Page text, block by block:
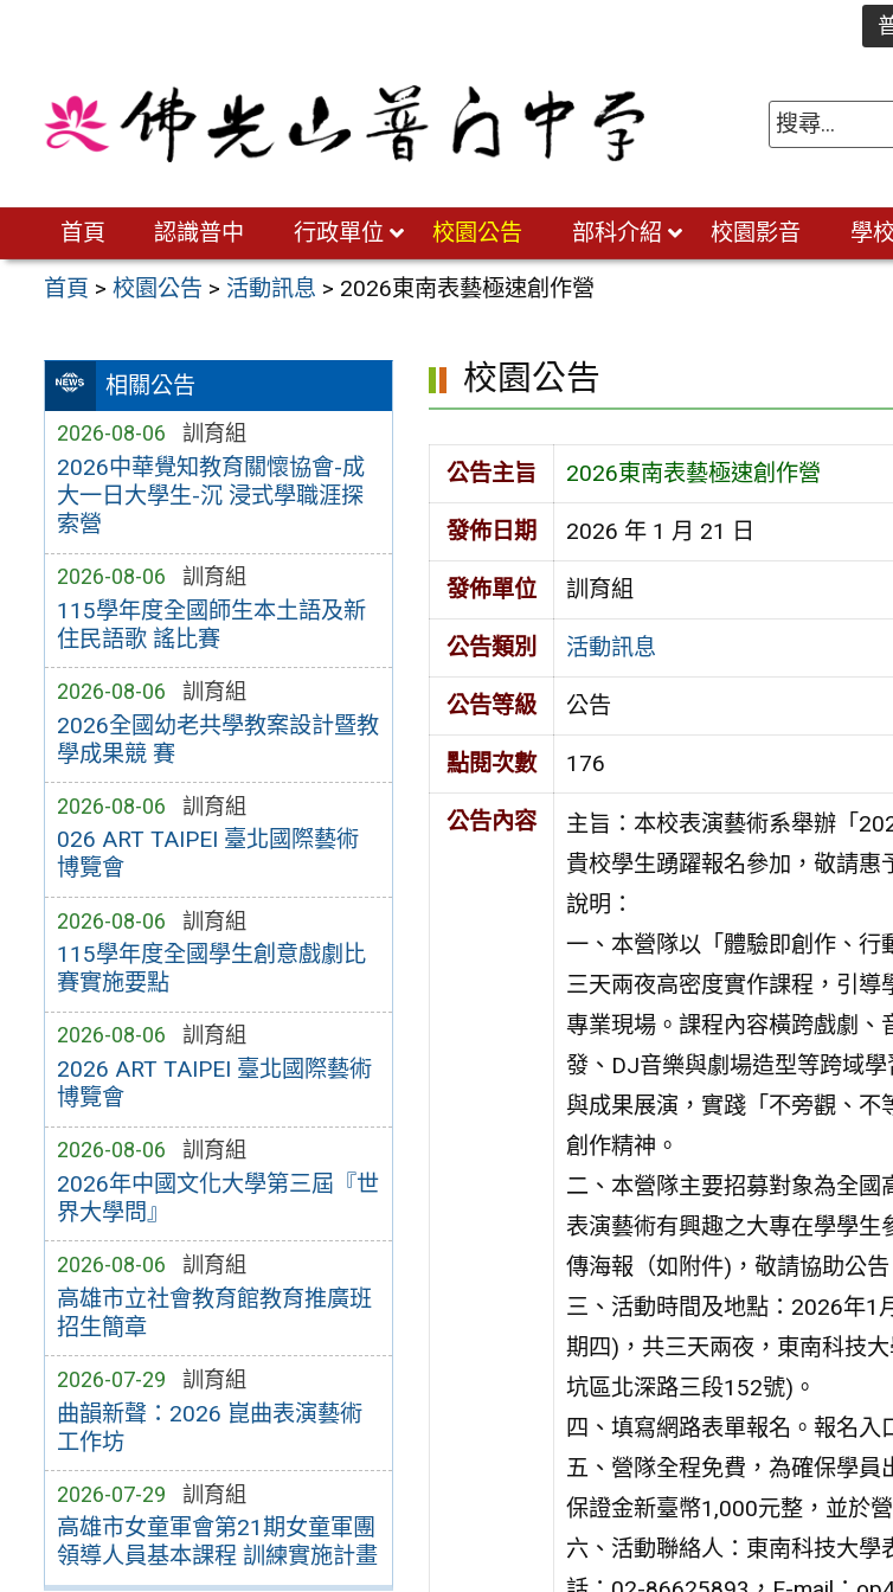
首頁 認識普中 行政單位 校園公告 部科介紹 校園影音 學
首頁 >校園公告 > 活動訊息 > 2026東南表藝極速創作營
相關公告
2026-08-06 訓育組
2026中華覺知教育關懷協會-成
大一日大學生-沉 浸式學職涯探
索營
2026-08-06 訓育組
115學年度全國師生本土語及新
住民語歌 謠比賽
2026-08-06 訓育組
2026全國幼老共學教案設計暨教
學成果競 賽
2026-08-06 訓育組
026 ART TAIPEI 臺北國際藝術
博覽會
2026-08-06 訓育組
115學年度全國學生創意戲劇比
賽實施要點
2026-08-06 訓育組
2026 ART TAIPEI 臺北國際藝術
博覽會
2026-08-06 訓育組
2026年中國文化大學第三屆『世
界大學問』
2026-08-06 訓育組
高雄市立社會教育館教育推廣班
招生簡章
2026-07-29 訓育組
曲韻新聲：2026 崑曲表演藝術
工作坊
2026-07-29 訓育組
高雄市女童軍會第21期女童軍團
領導人員基本課程 訓練實施計畫
校園公告
公告主旨 2026東南表藝極速創作營
發佈日期 2026 年 1 月 21 日
發佈單位 訓育組
公告類別 活動訊息
公告等級 公告
點閱次數 176
公告內容
主旨：本校表演藝術系舉辦「
貴校學生踴躍報名參加，敬請惠
說明：
一、本營隊以「體驗即創作、行
三天兩夜高密度實作課程，引導
專業現場。課程內容橫跨戲劇、
發、DJ音樂與劇場造型等跨域
與成果展演，實踐「不旁觀、不
創作精神。
二、本營隊主要招募對象為全
表演藝術有興趣之大專在學學生
傳海報（如附件)，敬請協助公告
三、活動時間及地點：2026年1
期四)，共三天兩夜，東南科技
坑區北深路三段152號)。
四、填寫網路表單報名。報名
五、營隊全程免費，為確保學
保證金新臺幣1,000元整，並於
六、活動聯絡人：東南科技大學